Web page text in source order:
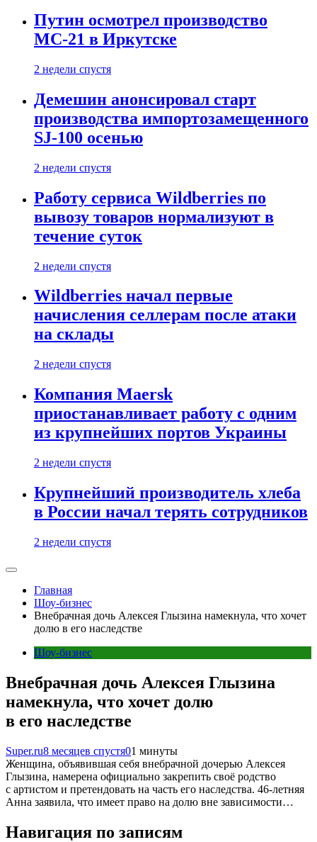
Путин осмотрел производство
МС-21 в Иркутске
2 недели спустя
Демешин анонсировал старт
производства импортозамещенного
SJ-100 осенью
2 недели спустя
Работу сервиса Wildberries по
вывозу товаров нормализуют в
течение суток
2 недели спустя
Wildberries начал первые
начисления селлерам после атаки
на склады
2 недели спустя
Компания Maersk
приостанавливает работу с одним
из крупнейших портов Украины
2 недели спустя
Крупнейший производитель хлеба
в России начал терять сотрудников
2 недели спустя
Главная
Шоу-бизнес
Внебрачная дочь Алексея Глызина намекнула, что хочет
долю в его наследстве
Шоу-бизнес
Внебрачная дочь Алексея Глызина
намекнула, что хочет долю
в его наследстве
Super.ru8 месяцев спустя01 минуты
Женщина, объявившая себя внебрачной дочерью Алексея
Глызина, намерена официально закрепить своё родство
с артистом и претендовать на часть его наследства. 46-летняя
Анна заявила, что имеет право на долю вне зависимости…
Навигация по записям